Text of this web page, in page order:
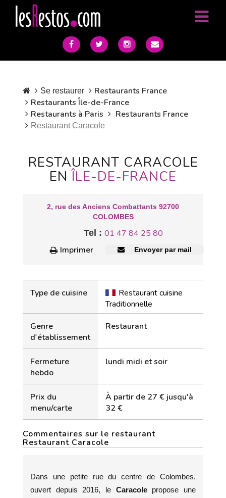
Se restaurer
Restaurants France
Restaurants Île-de-France
Restaurants à Paris
Restaurants France
Restaurant Caracole
RESTAURANT CARACOLE
ENÎLE-DE-FRANCE
2, rue des Anciens Combattants 92700
COLOMBES
Tel : 01 47 84 25 80
Imprimer
Envoyer par mail
Type de cuisine
Restaurant cuisine
Traditionnelle
Genre
d'établissement
Restaurant
Fermeture
hebdo
lundi midi et soir
Prix du
menu/carte
À partir de 27 € jusqu'à
32 €
Commentaires sur le restaurant
Restaurant Caracole
Dans une petite rue du centre de Colombes,
ouvert depuis 2016, le Caracole propose une